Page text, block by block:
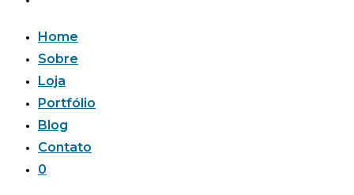
Home
Sobre
Loja
Portfólio
Blog
Contato
0